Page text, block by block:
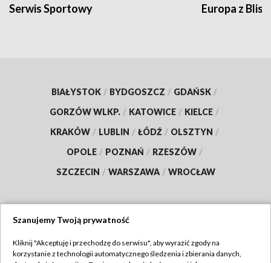
Serwis Sportowy Europa z
BIAŁYSTOK / BYDGOSZCZ / GDAŃSK /
GORZÓW WLKP. / KATOWICE / KIELCE /
KRAKÓW / LUBLIN / ŁÓDŹ / OLSZTYN /
OPOLE / POZNAŃ / RZESZÓW /
SZCZECIN / WARSZAWA / WROCŁAW
TVP
Szanujemy Twoją prywatność
Kliknij "Akceptuję i przechodzę do serwisu", aby wyrazić zgody na
korzystanie z technologii automatycznego śledzenia i zbierania danych,